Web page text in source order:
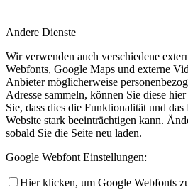
Andere Dienste
Wir verwenden auch verschiedene
Webfonts, Google Maps und externe
Anbieter möglicherweise
Adresse sammeln, können Sie diese
Sie, dass dies die Funktionalität und
Website stark beeinträchtigen kann.
sobald Sie die Seite neu laden.
Google Webfont Einstellungen:
Hier klicken, um Google Webfonts